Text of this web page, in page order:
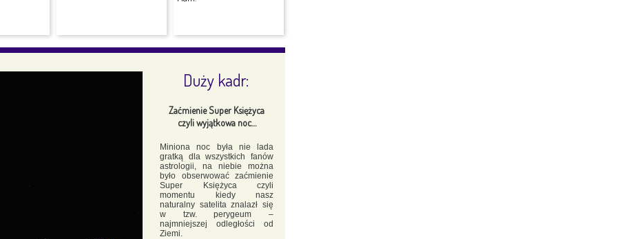
Duży kadr:
Zaćmienie Super Księżyca
czyli wyjątkowa noc…
Miniona noc była nie lada
gratką dla wszystkich fanów
astrologii, na niebie można
było obserwować zaćmienie
Super Księżyca czyli
momentu kiedy nasz
naturalny satelita znalazł się
w tzw. perygeum –
najmniejszej odległości od
Ziemi.